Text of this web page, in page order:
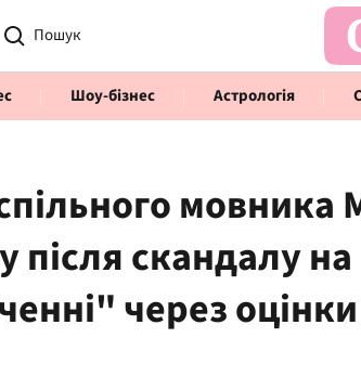
Шоу-бізнес Астрологія
ВІДВЕРТІпісля скандалу на
через оцінки